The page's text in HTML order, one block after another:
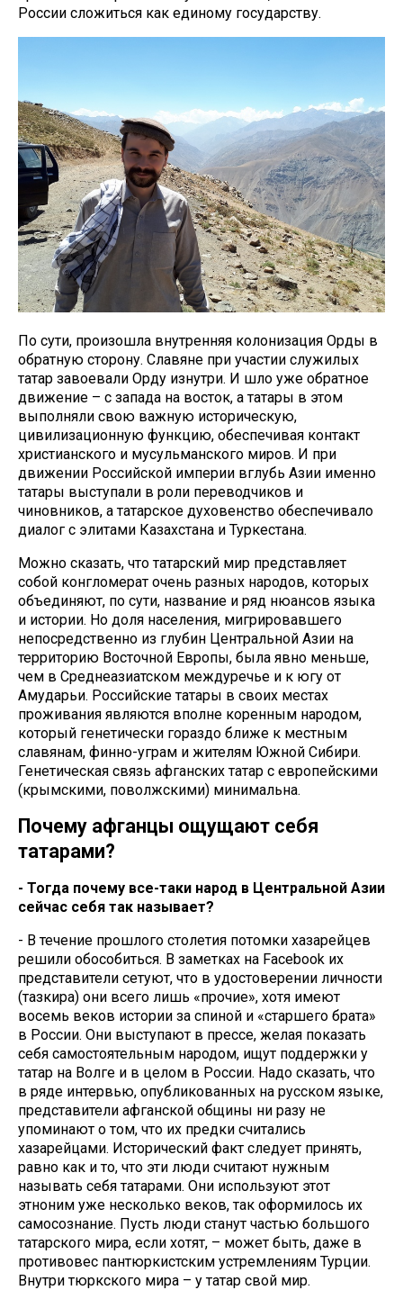
России сложиться как единому государству.
По сути, произошла внутренняя колонизация Орды в
обратную сторону. Славяне при участии служилых
татар завоевали Орду изнутри. И шло уже обратное
движение – с запада на восток, а татары в этом
выполняли свою важную историческую,
цивилизационную функцию, обеспечивая контакт
христианского и мусульманского миров. И при
движении Российской империи вглубь Азии именно
татары выступали в роли переводчиков и
чиновников, а татарское духовенство обеспечивало
диалог с элитами Казахстана и Туркестана.
Можно сказать, что татарский мир представляет
собой конгломерат очень разных народов, которых
объединяют, по сути, название и ряд нюансов языка
и истории. Но доля населения, мигрировавшего
непосредственно из глубин Центральной Азии на
территорию Восточной Европы, была явно меньше,
чем в Среднеазиатском междуречье и к югу от
Амударьи. Российские татары в своих местах
проживания являются вполне коренным народом,
который генетически гораздо ближе к местным
славянам, финно-уграм и жителям Южной Сибири.
Генетическая связь афганских татар с европейскими
(крымскими, поволжскими) минимальна.
Почему афганцы ощущают себя
татарами?
- Тогда почему все-таки народ в Центральной Азии
сейчас себя так называет?
- В течение прошлого столетия потомки хазарейцев
решили обособиться. В заметках на Facebook их
представители сетуют, что в удостоверении личности
(тазкира) они всего лишь «прочие», хотя имеют
восемь веков истории за спиной и «старшего брата»
в России. Они выступают в прессе, желая показать
себя самостоятельным народом, ищут поддержки у
татар на Волге и в целом в России. Надо сказать, что
в ряде интервью, опубликованных на русском языке,
представители афганской общины ни разу не
упоминают о том, что их предки считались
хазарейцами. Исторический факт следует принять,
равно как и то, что эти люди считают нужным
называть себя татарами. Они используют этот
этноним уже несколько веков, так оформилось их
самосознание. Пусть люди станут частью большого
татарского мира, если хотят, – может быть, даже в
противовес пантюркистским устремлениям Турции.
Внутри тюркского мира – у татар свой мир.